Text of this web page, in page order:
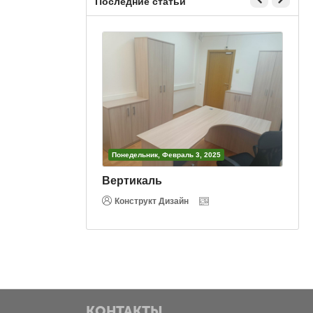
Понедельник, Февраль 3, 2025
Вертикаль
Конструкт Дизайн